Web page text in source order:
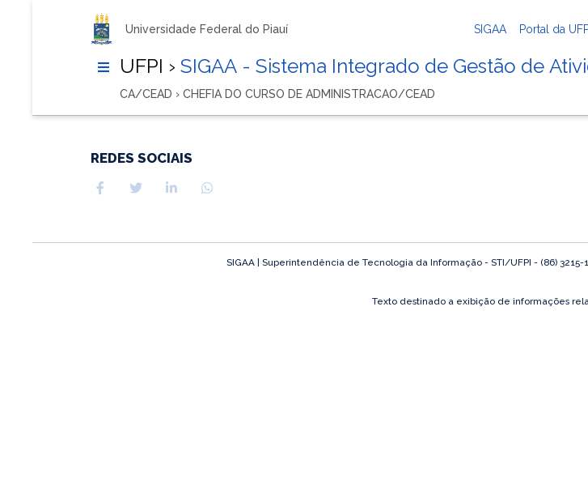
Universidade Federal do Piauí SIGAA Portal da
UFPI › SIGAA - Sistema Integrado de Gestão de
CA/CEAD › CHEFIA DO CURSO DE ADMINISTRACAO/CEAD
REDES SOCIAIS
SIGAA | Superintendência de Tecnologia da Informação - STI/UFPI - (86) 3215-
Texto destinado a exibição de informações